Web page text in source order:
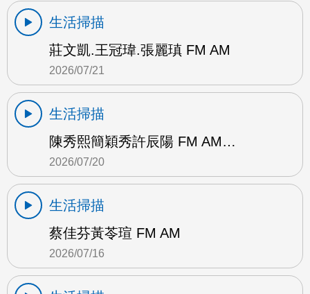
生活掃描
莊文凱.王冠瑋.張麗瑱 FM AM
2026/07/21
生活掃描
陳秀熙簡穎秀許辰陽 FM AM…
2026/07/20
生活掃描
蔡佳芬黃苓瑄 FM AM
2026/07/16